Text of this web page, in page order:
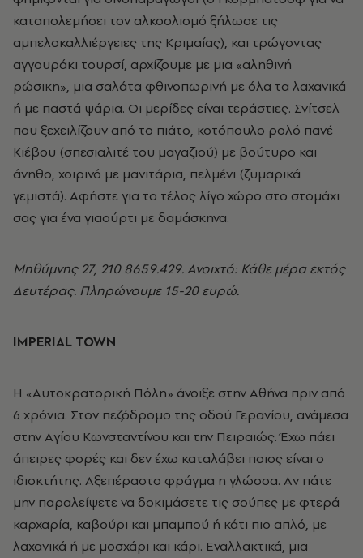
καταπολεμήσει τον αλκοολισμό ξήλωσε τις
αμπελοκαλλιέργειες της Kριμαίας), και τρώγοντας
αγγουράκι τουρσί, αρχίζουμε με μια «αληθινή
ρώσικη», μια σαλάτα φθινοπωρινή με όλα τα λαχανικά
ή με παστά ψάρια. Oι μερίδες είναι τεράστιες. Σνίτσελ
που ξεχειλίζουν από το πιάτο, κοτόπουλο ρολό πανέ
Kιέβου (σπεσιαλιτέ του μαγαζιού) με βούτυρο και
άνηθο, χοιρινό με μανιτάρια, πελμένι (ζυμαρικά
γεμιστά). Aφήστε για το τέλος λίγο χώρο στο στομάχι
σας για ένα γιαούρτι με δαμάσκηνα.
Mηθύμνης 27, 210 8659.429. Ανοιχτό: Κάθε μέρα εκτός
Δευτέρας. Πληρώνουμε 15-20 ευρώ.
IMPERIAL TOWN
H «Aυτοκρατορική Πόλη» άνοιξε στην Aθήνα πριν από
6 χρόνια. Στον πεζόδρομο της οδού Γερανίου, ανάμεσα
στην Aγίου Kωνσταντίνου και την Πειραιώς. Έχω πάει
άπειρες φορές και δεν έχω καταλάβει ποιος είναι ο
ιδιοκτήτης. Aξεπέραστο φράγμα η γλώσσα. Aν πάτε
μην παραλείψετε να δοκιμάσετε τις σούπες με φτερά
καρχαρία, καβούρι και μπαμπού ή κάτι πιο απλό, με
λαχανικά ή με μοσχάρι και κάρι. Εναλλακτικά, μια